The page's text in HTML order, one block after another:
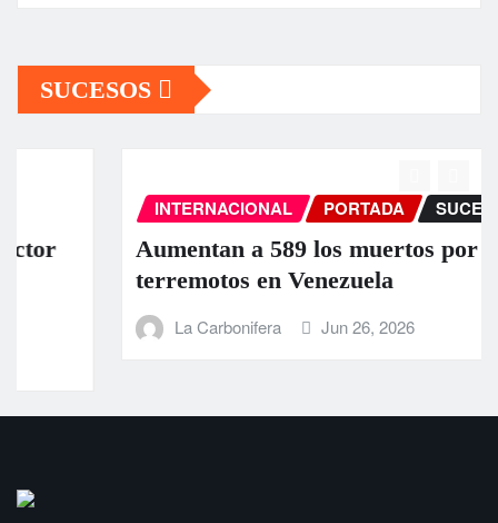
SUCESOS
INTERNACIONAL PORTADA SUCESOS
Aumentan a 589 los muertos por los
terremotos en Venezuela
La Carbonifera Jun 26, 2026